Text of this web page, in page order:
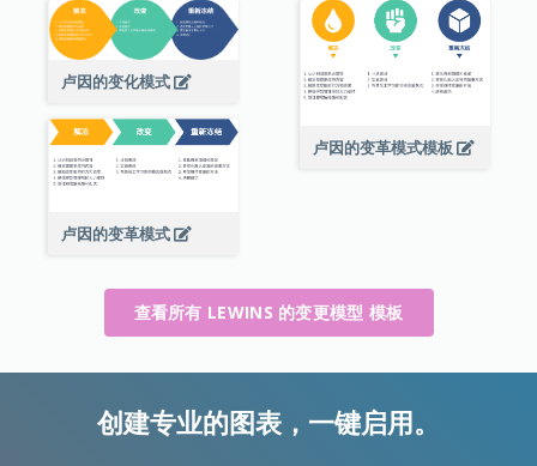
卢因的变化模式
卢因的变革模式模板
卢因的变革模式
查看所有 LEWINS 的变更模型 模板
创建专业的图表，一键启用。